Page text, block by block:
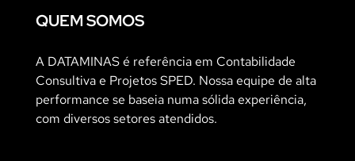
QUEM SOMOS
A DATAMINAS é referência em Contabilidade
Consultiva e Projetos SPED. Nossa equipe de alta
performance se baseia numa sólida experiência,
com diversos setores atendidos.